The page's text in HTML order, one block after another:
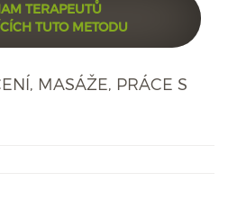
TERAPEUTŮ
TUTO METODU
MASÁŽE, PRÁCE S